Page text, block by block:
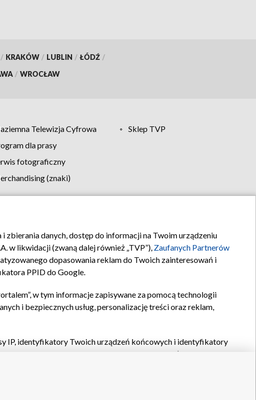
/ KRAKÓW / LUBLIN / ŁÓDŹ /
/ WROCŁAW
Telewizja Cyfrowa
Sklep TVP
dla prasy
fotograficzny
(znaki)
reklamy Kontakt
danych, dostęp do informacji na Twoim urządzeniu
w likwidacji (zwaną dalej również „TVP”), Zaufanych Partnerów
dopasowania reklam do Twoich zainteresowań i
PPID do Google.
w tym informacje zapisywane za pomocą technologii
i bezpiecznych usług, personalizację treści oraz reklam,
IP, identyfikatory Twoich urządzeń końcowych i identyfikatory
oraz pozostałych
wyboru podstawowych reklam, wyboru spersonalizowanych
treści, pomiaru wydajności reklam, pomiaru wydajności
bezpieczeństwa, zapobiegania oszustwom i usuwania